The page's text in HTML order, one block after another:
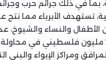
بما في ذلك جرائم حرب
تستهدف الأبرياء مما
بين قتيل وجريح منهم 70% من الأطفال
إبادة عائلات بأكملها، وتهجير أكثر من 1.7
ومراكز الإيواء والبنى